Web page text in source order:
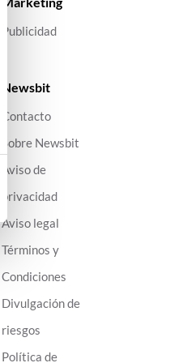
Publicidad
Newsbit
Contacto
Sobre Newsbit
Aviso de
privacidad
Aviso legal
Términos y
Condiciones
Divulgación de
riesgos
Política de